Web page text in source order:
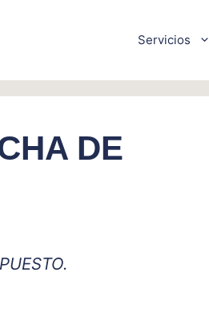
Servicios
DE